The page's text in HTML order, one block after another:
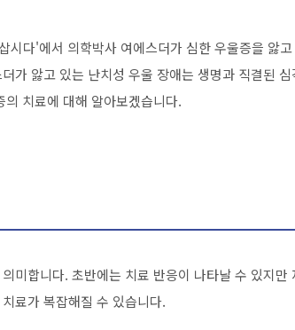
다'에서 의학박사 여에스더가 심한 우울증을 앓
가 앓고 있는 난치성 우울 장애는 생명과 직결된
치료에 대해 알아보겠습니다.
미합니다. 초반에는 치료 반응이 나타날 수 있지만
료가 복잡해질 수 있습니다.